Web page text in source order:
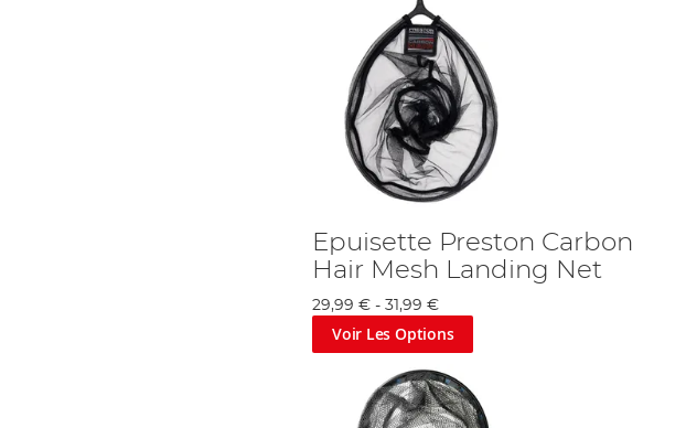
Epuisette Preston Carbon
Hair Mesh Landing Net
29,99 € -31,99 €
Voir Les Options